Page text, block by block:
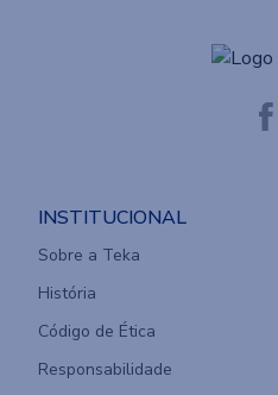
INSTITUCIONAL
Sobre a Teka
História
Código de Ética
Responsabilidade